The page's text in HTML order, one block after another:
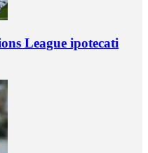
League ipotecati